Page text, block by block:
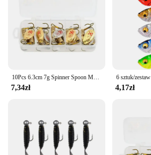
7,34zł 4,17zł